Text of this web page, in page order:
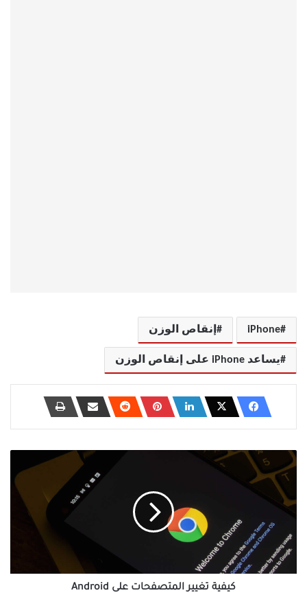
iPhone إنقاص الوزن
يساعد iPhone على إنقاص الوزن
كيفية
تغيير
المتصفحات
على
كيفية تغيير المتصفحات على Android